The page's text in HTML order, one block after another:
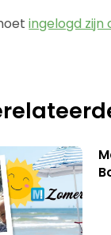
ingelogd zijn